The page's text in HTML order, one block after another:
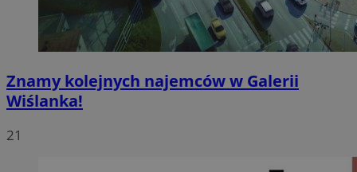
Znamy kolejnych najemców w Galerii
Wiślanka!
21